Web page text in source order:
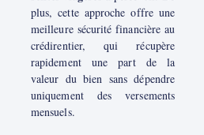
plus, cette approche offre une
meilleure sécurité financière au
crédirentier, qui récupère
rapidement une part de la
valeur du bien sans dépendre
uniquement des versements
mensuels.